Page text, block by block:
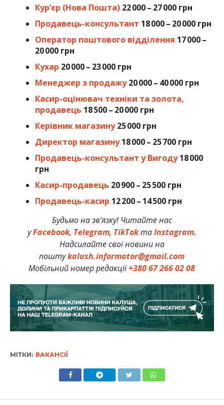
Кур’єр (Нова Пошта) 22 000 – 27 000 грн
Продавець-консультант 18 000 – 20 000 грн
Оператор поштового відділення 17 000 –
20 000 грн
Кухар 20 000 – 23 000 грн
Менеджер з продажу 20 000 – 40 000 грн
Касир-оцінювач техніки та золота,
продавець 18 500 – 20 000 грн
Керівник магазину 25 000 грн
Директор магазину 18 000 – 25 700 грн
Продавець-консультант у Вигоду 18 000
грн
Касир-продавець 20 900 – 25 500 грн
Продавець-касир 12 200 – 14 500 грн
Будьмо на зв’язку! Читайте нас
уFacebook, Telegram, TikTokтаInstagram.
Надсилайте свої новини на
поштуkalush.informator@gmail.com
Мобільний номер редакції+380 67 266 02 08
МІТКИ: ВАКАНСІЇ